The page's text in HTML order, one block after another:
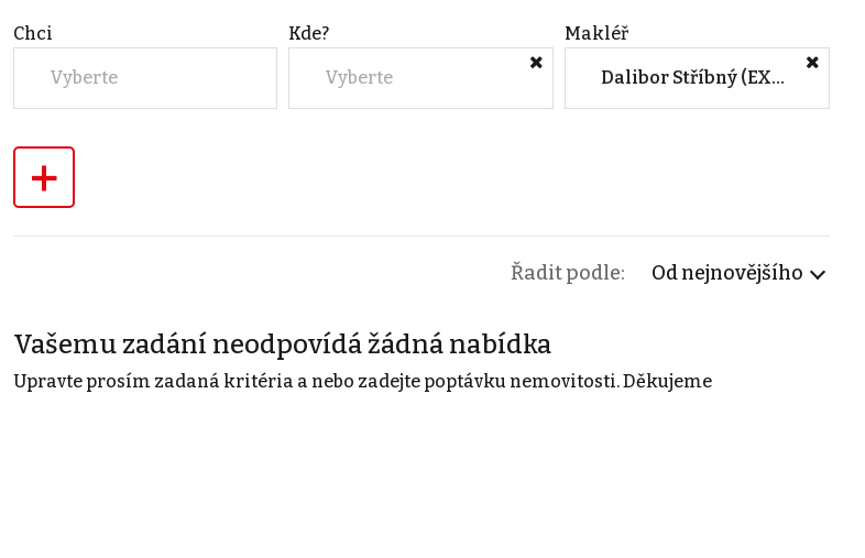
Chci
Vyberte
Kde?
Vyberte
Makléř
Dalibor Stříbný (EXPLICIT REALITY Zlín)
+
Řadit podle: Od nejnovějšího
Vašemu zadání neodpovídá žádná nabídka
Upravte prosím zadaná kritéria a nebo zadejte poptávku nemovitosti. Děkujeme